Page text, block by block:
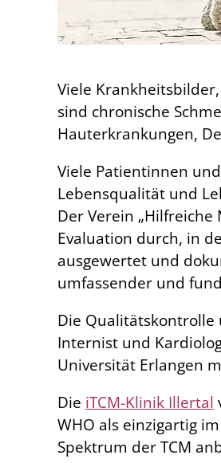
Viele
sind chronische
Hauterkrankungen,
Viele Patientinnen
Lebensqualität und
Der Verein
Evaluation durch, in
ausgewertet und
umfassender und
Die
Internist und
Universität Erlangen
Die iTCM-Klinik Illertal
WHO als einzigartig
Spektrum der TCM